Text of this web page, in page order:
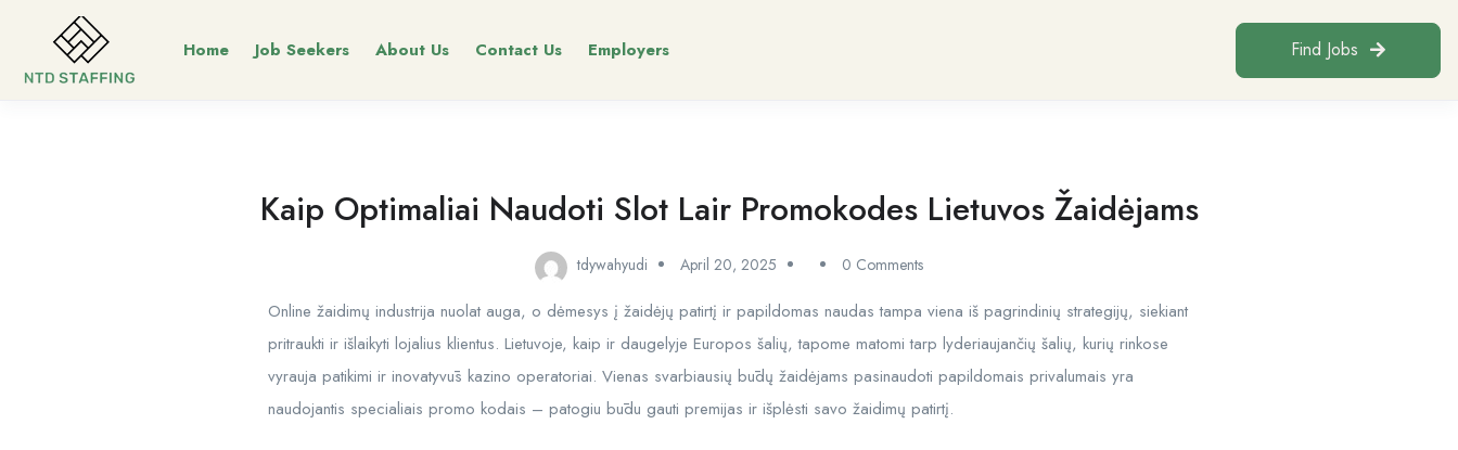
Home Job Seekers About Us Contact Us Employers Find Jobs
Kaip Optimaliai Naudoti Slot Lair Promokodes Lietuvos Žaidėjams
tdywahyudi April 20, 2025 0 Comments
Online žaidimų industrija nuolat auga, o dėmesys į žaidėjų patirtį ir papildomas naudas tampa viena iš pagrindinių strategijų, siekiant
pritraukti ir išlaikyti lojalius klientus. Lietuvoje, kaip ir daugelyje Europos šalių, tapome matomi tarp lyderiaujančių šalių, kurių rinkose
vyrauja patikimi ir inovatyvūs kazino operatoriai. Vienas svarbiausių būdų žaidėjams pasinaudoti papildomais privalumais yra
naudojantis specialiais promo kodais – patogiu būdu gauti premijas ir išplėsti savo žaidimų patirtį.